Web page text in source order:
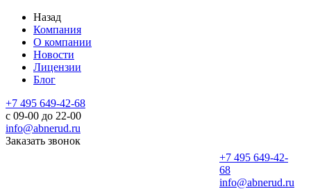
Назад
Компания
О компании
Новости
Лицензии
Блог
+7 495 649-42-68
с 09-00 до 22-00
info@abnerud.ru
Заказать звонок
+7 495 649-42-
68
info@abnerud.ru